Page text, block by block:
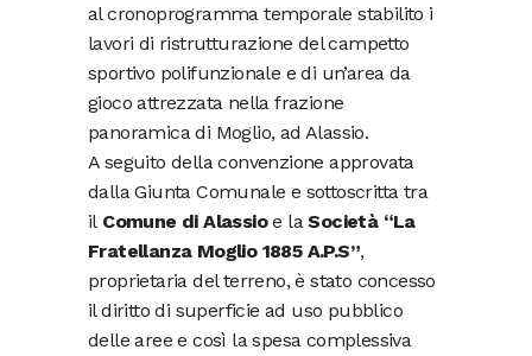
al cronoprogramma temporale stabilito i
lavori di ristrutturazione del campetto
sportivo polifunzionale e di un’area da
gioco attrezzata nella frazione
panoramica di Moglio, ad Alassio.
A seguito della convenzione approvata
dalla Giunta Comunale e sottoscritta tra
il Comune di Alassioe laSocietà “La
Fratellanza Moglio 1885 A.P.S”,
proprietaria del terreno, è stato concesso
il diritto di superficie ad uso pubblico
delle aree e così la spesa complessiva